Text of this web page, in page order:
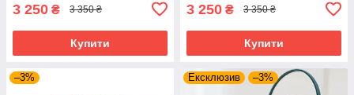
3 250 ₴ 3 350 ₴
Купити
3 250 ₴ 3 350 ₴
Купити
–3% Ексклюзив –3%